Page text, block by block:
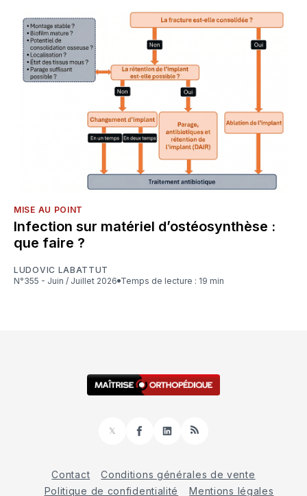
MISE AU POINT
Infection sur matériel d’ostéosynthèse :
que faire ?
LUDOVIC LABATTUT
N°355 - Juin / Juillet 2026
Temps de lecture : 19 min
𝕏
FacebookLinkedInRSS
Contact
Conditions générales de vente
Politique de confidentialité
Mentions légales